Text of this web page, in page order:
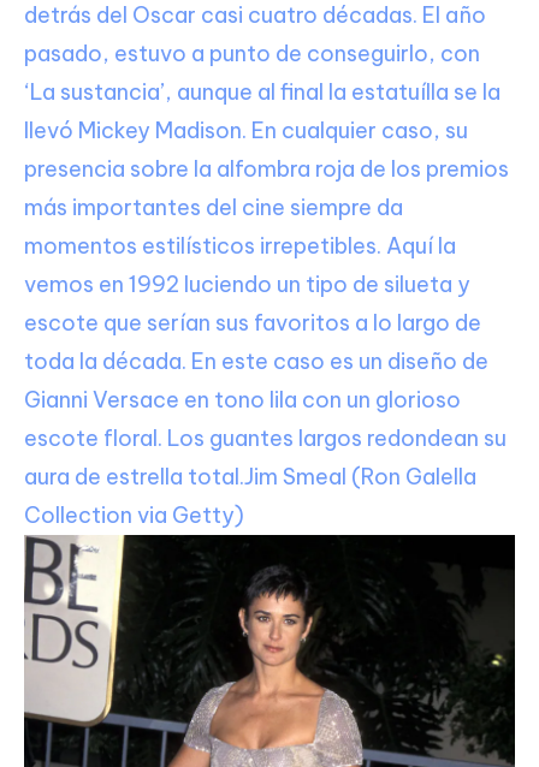
detrás del Oscar casi cuatro décadas. El año
pasado, estuvo a punto de conseguirlo, con
‘La sustancia’, aunque al final la estatuílla se la
llevó Mickey Madison. En cualquier caso, su
presencia sobre la alfombra roja de los premios
más importantes del cine siempre da
momentos estilísticos irrepetibles. Aquí la
vemos en 1992 luciendo un tipo de silueta y
escote que serían sus favoritos a lo largo de
toda la década. En este caso es un diseño de
Gianni Versace en tono lila con un glorioso
escote floral. Los guantes largos redondean su
aura de estrella total.Jim Smeal (Ron Galella
Collection via Getty)